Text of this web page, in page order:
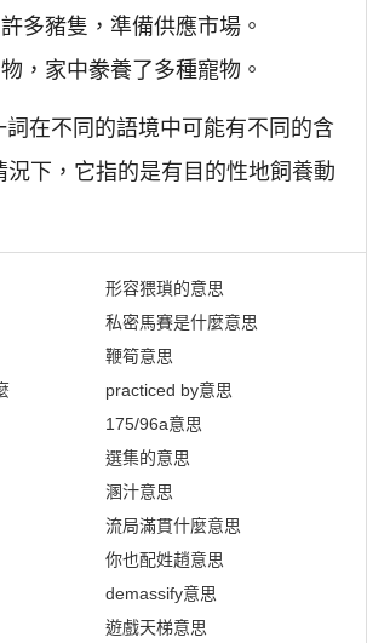
多豬隻，準備供應市場。
，家中豢養了多種寵物。
在不同的語境中可能有不同的含
況下，它指的是有目的性地飼養動
形容猥瑣的意思
私密馬賽是什麼意思
鞭筍意思
practiced by意思
175/96a意思
選集的意思
溷汁意思
流局滿貫什麼意思
你也配姓趙意思
demassify意思
遊戲天梯意思